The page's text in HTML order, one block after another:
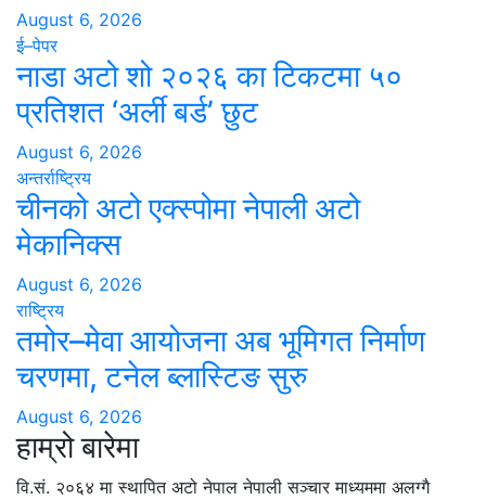
August 6, 2026
ई–पेपर
नाडा अटो शो २०२६ का टिकटमा ५०
प्रतिशत ‘अर्ली बर्ड’ छुट
August 6, 2026
अन्तर्राष्ट्रिय
चीनको अटो एक्स्पोमा नेपाली अटो
मेकानिक्स
August 6, 2026
राष्ट्रिय
तमोर–मेवा आयोजना अब भूमिगत निर्माण
चरणमा, टनेल ब्लास्टिङ सुरु
August 6, 2026
हाम्रो बारेमा
वि.सं. २०६४ मा स्थापित अटो नेपाल नेपाली सञ्चार माध्यममा अलग्गै